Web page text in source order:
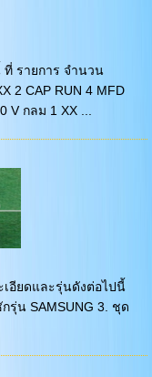
ที่ รายการ จำนวน
2 CAP RUN 4 MFD
V กลม 1 XX ...
อียดและรุ่นดังต่อไปนี้
รุ่น SAMSUNG 3. ชุด